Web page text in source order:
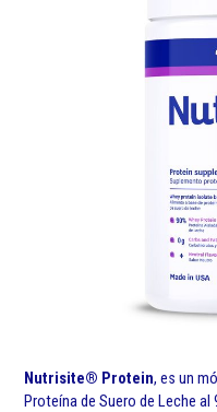
Nutrisite® Protein, es un
Proteína de Suero de Leche